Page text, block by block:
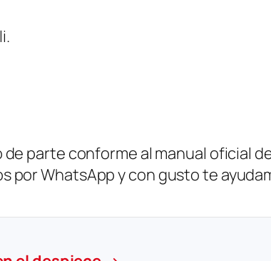
parte conforme al manual oficial
por WhatsApp y con gusto te